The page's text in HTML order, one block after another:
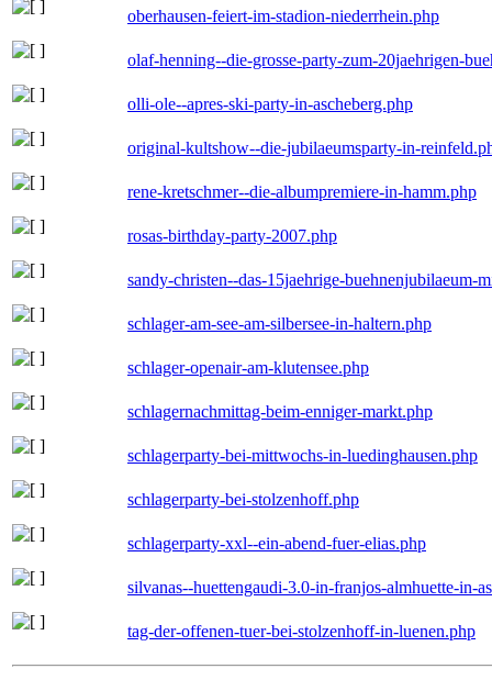
oberhausen-feiert-im-stadion-niederrhein.php
olaf-henning--die-grosse-party-zum-20jaehrigen-
olli-ole--apres-ski-party-in-ascheberg.php
original-kultshow--die-jubilaeumsparty-in-
rene-kretschmer--die-albumpremiere-in-hamm.php
rosas-birthday-party-2007.php
sandy-christen--das-15jaehrige-buehnenjubilaeum-
schlager-am-see-am-silbersee-in-haltern.php
schlager-openair-am-klutensee.php
schlagernachmittag-beim-enniger-markt.php
schlagerparty-bei-mittwochs-in-luedinghausen.php
schlagerparty-bei-stolzenhoff.php
schlagerparty-xxl--ein-abend-fuer-elias.php
silvanas--huettengaudi-3.0-in-franjos-almhuette-in-
tag-der-offenen-tuer-bei-stolzenhoff-in-luenen.php